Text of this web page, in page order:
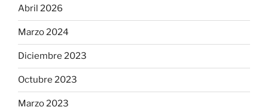
Abril 2026
Marzo 2024
Diciembre 2023
Octubre 2023
Marzo 2023